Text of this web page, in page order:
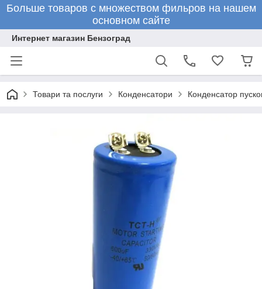
Больше товаров с множеством фильров на нашем
основном сайте
Интернет магазин Бензоград
Товари та послуги Конденсатори Конденсатор